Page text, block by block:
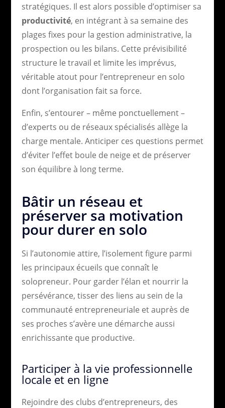
stratégiques. Il est alors possible d’optimiser sa
productivité, en intégrant à sa semaine des
plages fixes pour la gestion administrative, la
prospection ou les bilans. Cette prévisibilité
structure le travail et limite les imprévus,
véritable atout pour l’entrepreneur en solo
dont l’organisation fait sa force.
Enfin, s’entourer – même ponctuellement –
d’experts ou de réseaux spécialisés allège la
charge mentale. Anticiper ces questions permet
d’éviter l’effet boule de neige et de préserver
son équilibre à long terme.
Bâtir un réseau et
préserver sa motivation
pour durer en solo
Si l’autonomie attire, l’isolement figure parmi
les principaux écueils que connaît le
solopreneur. Pour garder l’élan et nourrir la
persévérance, tisser des liens au sein de la
communauté entrepreneuriale et auprès de
ses proches s’avère une démarche aussi
enrichissante que productive.
Participer à la vie professionnelle
locale et en ligne
Rejoindre des clubs d’entrepreneurs, des